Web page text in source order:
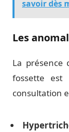
savoir dès
Les
La présence
fossette est
consultation